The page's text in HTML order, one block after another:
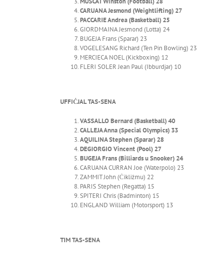
CARUANA Jesmond (Weightlifting) 27
PACCARIE Andrea (Basketball) 25
GIORDMAINA Jesmond (Lotta) 24
BUGEJA Frans (Sparar) 23
VOGELESANG Richard (Ten Pin Bowling) 23
MERCIECA NOEL (Kickboxing) 12
FLERI SOLER Jean Paul (Ibburdjar) 10
UFFIĊJAL TAS-SENA
VASSALLO Bernard (Basketball) 40
CALLEJA Anna (Special Olympics) 33
AQUILINA Stephen (Sparar) 28
DEGIORGIO Vincent (Pool) 27
BUGEJA Frans (Billiards u Snooker) 24
CARUANA CURRAN Joe (Waterpolo) 23
ZAMMIT John (Ċikliżmu) 22
PARIS Stephen (Regatta) 15
SPITERI Chris (Badminton) 15
ENGLAND William (Motorsport) 13
TIM TAS-SENA